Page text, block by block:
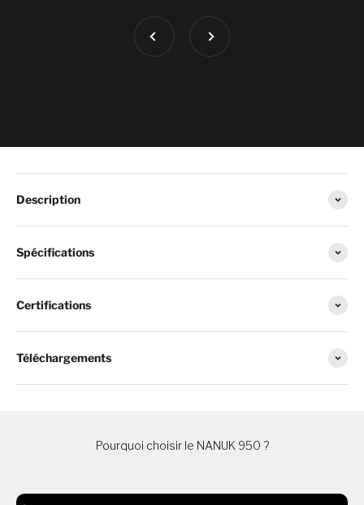
PrécédentSuivant
Description
Spécifications
Certifications
Téléchargements
Pourquoi choisir le NANUK 950 ?